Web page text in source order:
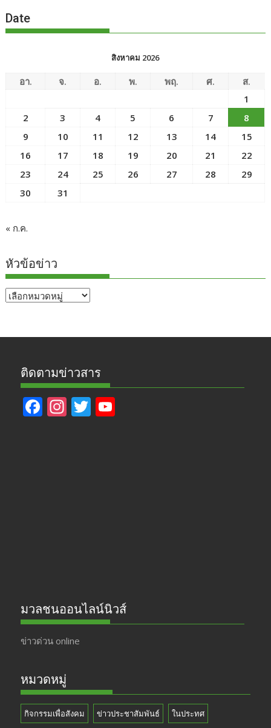
Date
สิงหาคม 2026
อา. จ. อ. พ. พฤ. ศ.
ส.
1
2
3 4 5 6 7
8
9
10 11 12 13 14
15
16
17 18 19 20 21
22
23
24 25 26 27 28
29
30
31
« ก.ค.
หัวข้อข่าว
หัวข้อ
ติดตามข่าวสาร
F In T
มวลชนออนไลน์นิวส์
ข่าวด่วน online
หมวดหมู่
กิจกรรมเพื่อสังคม ข่าวประชาสัมพันธ์ ในประทศ